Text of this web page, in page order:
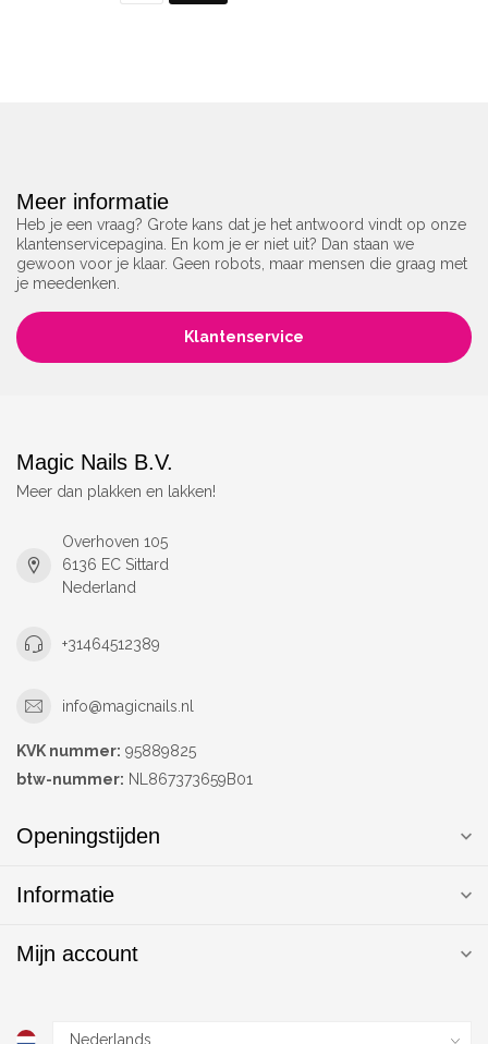
Meer informatie
Heb je een vraag? Grote kans dat je het antwoord vindt op onze
klantenservicepagina. En kom je er niet uit? Dan staan we
gewoon voor je klaar. Geen robots, maar mensen die graag met
je meedenken.
Klantenservice
Magic Nails B.V.
Meer dan plakken en lakken!
Overhoven 105
6136 EC Sittard
Nederland
+31464512389
info@magicnails.nl
KVK nummer: 95889825
btw-nummer: NL867373659B01
Openingstijden
Informatie
Mijn account